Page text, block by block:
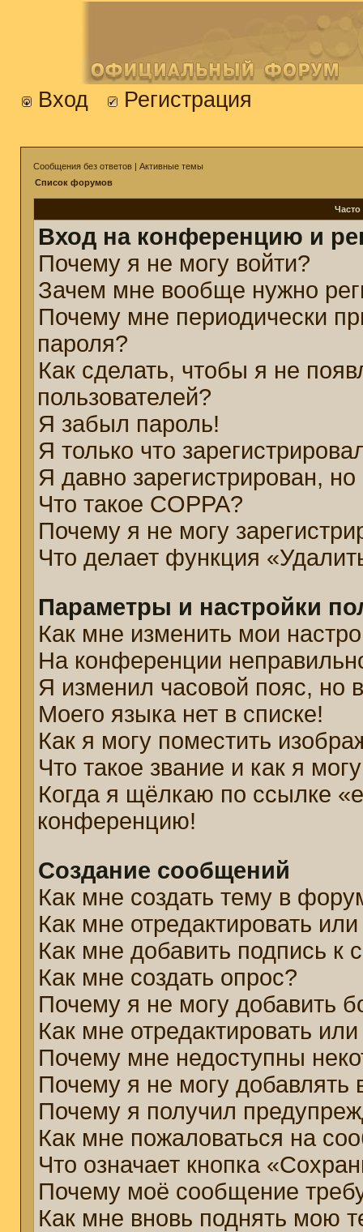
Вход Регистрация
Сообщения без ответов | Активные темы
Список форумов
Вход на конференцию и
Почему я не могу войти?
Зачем мне вообще нужно
Почему мне периодически
пароля?
Как сделать, чтобы я не
пользователей?
Я забыл пароль!
Я только что
Я давно зарегистрирован,
Что такое COPPA?
Почему я не могу
Что делает функция
Параметры и настройки
Как мне изменить мои
На конференции
Я изменил часовой пояс, но
Моего языка нет в списке!
Как я могу поместить
Что такое звание и как я
Когда я щёлкаю по ссылке
конференцию!
Создание сообщений
Как мне создать тему в
Как мне отредактировать
Как мне добавить подпись
Как мне создать опрос?
Почему я не могу добавить
Как мне отредактировать
Почему мне недоступны
Почему я не могу добавлять
Почему я получил
Как мне пожаловаться на
Что означает кнопка
Почему моё сообщение
Как мне вновь поднять мою